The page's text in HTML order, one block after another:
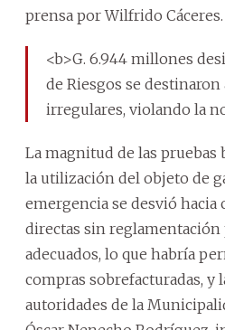
prensa por Wilfrido Cáceres.
<b>G. 6.944 millones
de Riesgos se destinaron
irregulares, violando la
La magnitud de las pruebas
la utilización del objeto de
emergencia se desvió hacia
directas sin
adecuados, lo que habría
compras sobrefacturadas, y
autoridades de la